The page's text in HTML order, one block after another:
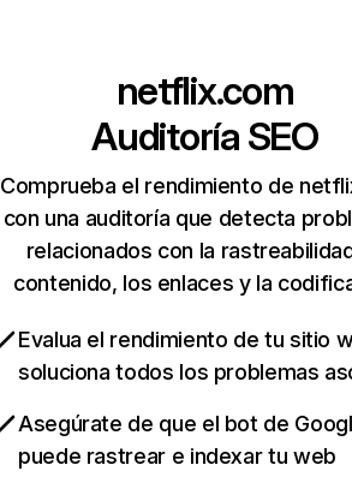
netflix.com
Auditoría SEO
Comprueba el rendimiento de
con una auditoría que detecta
relacionados con la
contenido, los enlaces y la
Evalua el rendimiento de tu sitio
soluciona todos los problemas
Asegúrate de que el bot de
puede rastrear e indexar tu web